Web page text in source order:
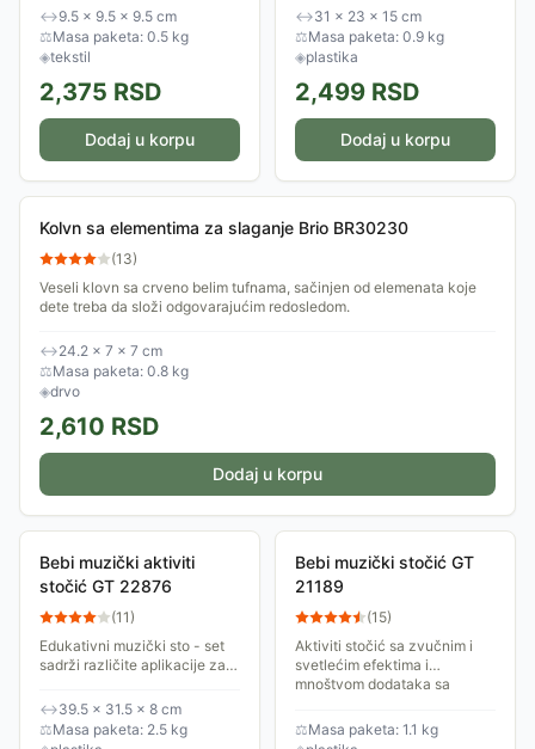
Utiče na 2 faze razvoja kod
dece.
↔9.5 × 9.5 × 9.5 cm
⚖Masa paketa: 0.5 kg
◈tekstil
2,375 RSD
Dodaj u korpu
mikroskop. Samo pritisnite
plavo dugme i muzička
naučna laboratorija...
↔31 × 23 × 15 cm
⚖Masa paketa: 0.9 kg
◈plastika
2,499 RSD
Dodaj u korpu
Kolvn sa elementima za slaganje Brio BR30230
(13)
Veseli klovn sa crveno belim tufnama, sačinjen od elemenata koje
dete treba da složi odgovarajućim redosledom.
↔24.2 × 7 × 7 cm
⚖Masa paketa: 0.8 kg
◈drvo
2,610 RSD
Dodaj u korpu
Bebi muzički aktiviti
stočić GT 22876
(11)
Edukativni muzički sto - set
sadrži različite aplikacije za
Preporučeni uzrast: 18m+.
↔39.5 × 31.5 × 8 cm
⚖Masa paketa: 2.5 kg
Bebi muzički stočić GT
21189
(15)
Aktiviti stočić sa zvučnim i
svetlećim efektima i
mnoštvom dodataka sa
sa slovima, mini klavir, tasteri
u obliku...
⚖Masa paketa: 1.1 kg